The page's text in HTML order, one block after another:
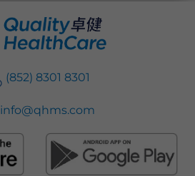
(852) 8301 8301
info@qhms.com